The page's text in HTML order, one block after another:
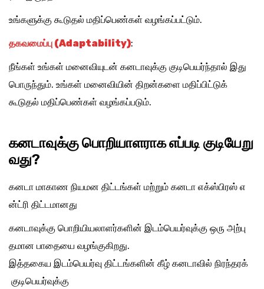
உங்களுக்கு கூடுதல் மதிப்பெண்கள் வழங்கப்பட்டும்.
தகவமைப்பு (Adaptability):
நீங்கள் உங்கள் மனைவியுடன் கனடாவுக்கு குடிபெயர்ந்தால் இது
பொருந்தும். உங்கள் மனைவியின் திறன்களை மதிப்பிட்டுக்
கூடுதல் மதிப்பெண்கள் வழங்கப்படும்.
கனடாவுக்கு பொறியாளராக எப்படி குடியேறு
வது?
கனடா மாகாண நியமன திட்டங்கள் மற்றும் கனடா எக்ஸ்பிரஸ் எ
ன்ட்ரி திட்டமானது
கனடாவுக்கு பொறியியலாளர்களின் இடம்பெயர்வுக்கு ஒரு அற்பு
தமான பாதையை வழங்குகிறது.
இத்தகைய இடம்பெயர்வு திட்டங்களின் கீழ் கனடாவில் நிரந்தரக்
குடிபெயர்வுக்கு